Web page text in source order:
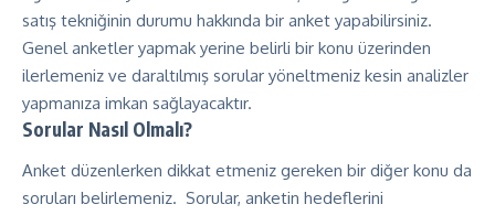
satış tekniğinin durumu hakkında bir anket yapabilirsiniz.
Genel anketler yapmak yerine belirli bir konu üzerinden
ilerlemeniz ve daraltılmış sorular yöneltmeniz kesin analizler
yapmanıza imkan sağlayacaktır.
Sorular Nasıl Olmalı?
Anket düzenlerken dikkat etmeniz gereken bir diğer konu da
soruları belirlemeniz. Sorular, anketin hedeflerini